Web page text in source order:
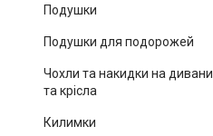
Подушки
Подушки для подорожей
Чохли та накидки на дивани
та крісла
Килимки